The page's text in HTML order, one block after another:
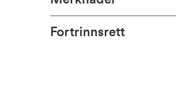
Fortrinnsrett